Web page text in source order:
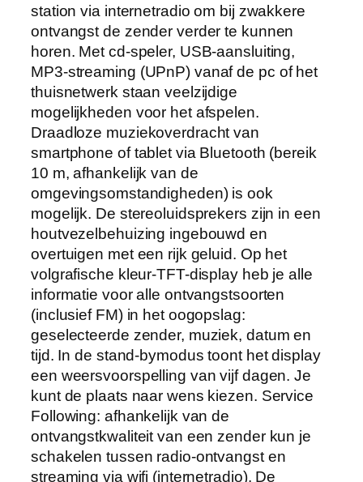
station via internetradio om bij zwakkere
ontvangst de zender verder te kunnen
horen. Met cd-speler, USB-aansluiting,
MP3-streaming (UPnP) vanaf de pc of het
thuisnetwerk staan veelzijdige
mogelijkheden voor het afspelen.
Draadloze muziekoverdracht van
smartphone of tablet via Bluetooth (bereik
10 m, afhankelijk van de
omgevingsomstandigheden) is ook
mogelijk. De stereoluidsprekers zijn in een
houtvezelbehuizing ingebouwd en
overtuigen met een rijk geluid. Op het
volgrafische kleur-TFT-display heb je alle
informatie voor alle ontvangstsoorten
(inclusief FM) in het oogopslag:
geselecteerde zender, muziek, datum en
tijd. In de stand-bymodus toont het display
een weersvoorspelling van vijf dagen. Je
kunt de plaats naar wens kiezen. Service
Following: afhankelijk van de
ontvangstkwaliteit van een zender kun je
schakelen tussen radio-ontvangst en
streaming via wifi (internetradio). De